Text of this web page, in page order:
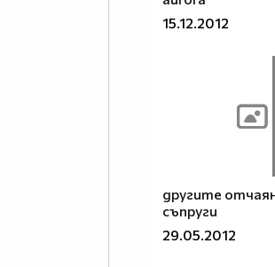
15.12.2012
другите
съпруги
29.05.2012